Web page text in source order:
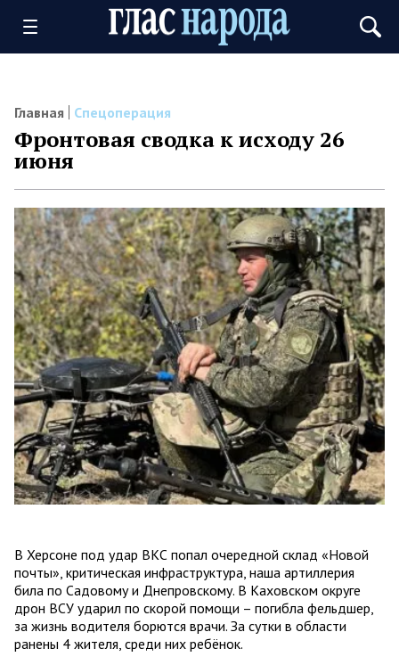
Главная Спецоперация
Фронтовая сводка к исходу 26
июня
В Херсоне под удар ВКС попал очередной склад «Новой
почты», критическая инфраструктура, наша артиллерия
била по Садовому и Днепровскому. В Каховском округе
дрон ВСУ ударил по скорой помощи – погибла фельдшер,
за жизнь водителя борются врачи. За сутки в области
ранены 4 жителя, среди них ребёнок.